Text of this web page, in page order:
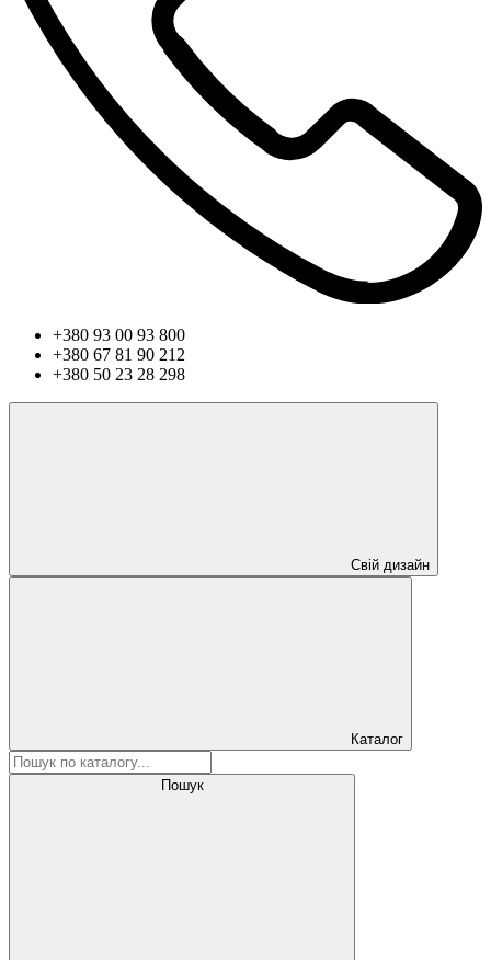
+380 93 00 93 800
+380 67 81 90 212
+380 50 23 28 298
Свій дизайн
Каталог
Пошук